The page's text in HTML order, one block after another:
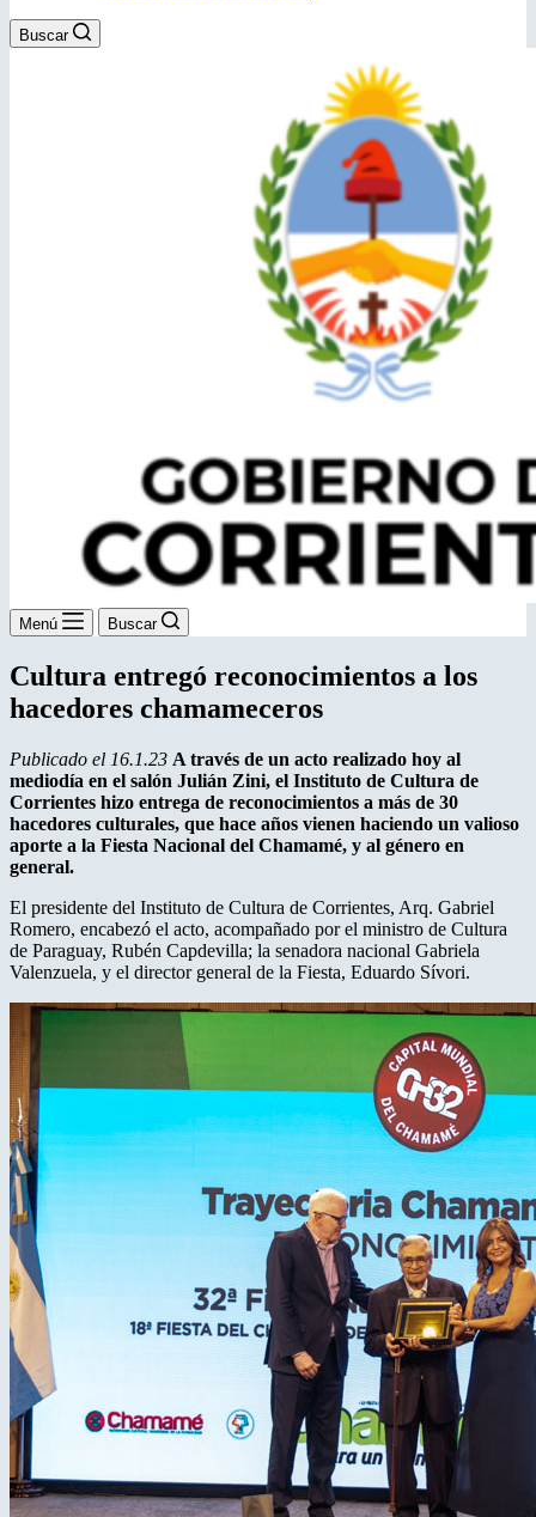
Buscar
Menú Buscar
Cultura entregó reconocimientos a los
hacedores chamameceros
Publicado el 16.1.23 A través de un acto realizado hoy al
mediodía en el salón Julián Zini, el Instituto de Cultura de
Corrientes hizo entrega de reconocimientos a más de 30
hacedores culturales, que hace años vienen haciendo un valioso
aporte a la Fiesta Nacional del Chamamé, y al género en
general.
El presidente del Instituto de Cultura de Corrientes, Arq. Gabriel
Romero, encabezó el acto, acompañado por el ministro de Cultura
de Paraguay, Rubén Capdevilla; la senadora nacional Gabriela
Valenzuela, y el director general de la Fiesta, Eduardo Sívori.